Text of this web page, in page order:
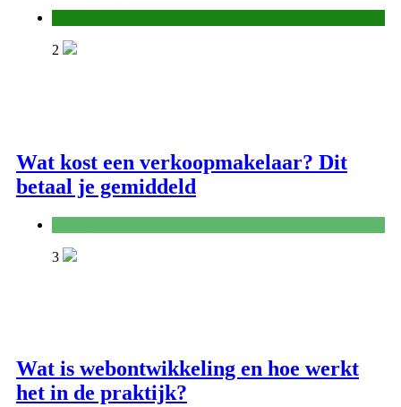
2
Wat kost een verkoopmakelaar? Dit
betaal je gemiddeld
3
Wat is webontwikkeling en hoe werkt
het in de praktijk?